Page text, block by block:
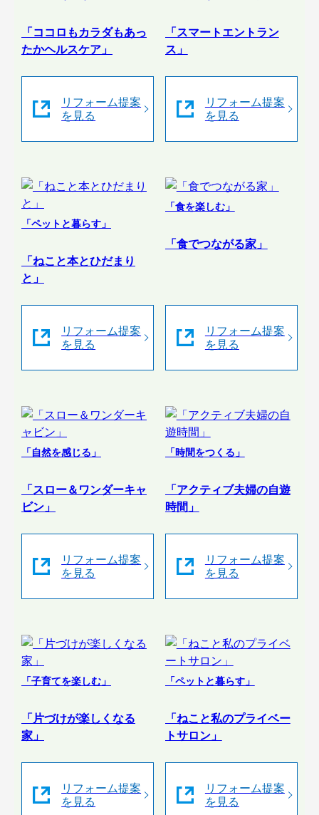
「ココロもカラダもあっ
たかヘルスケア」
リフォーム提案
を見る
「スマートエントラン
ス」
リフォーム提案
を見る
「ペットと暮らす」
「ねこと本とひだまり
と」
リフォーム提案
を見る
「食を楽しむ」
「食でつながる家」
リフォーム提案
を見る
「自然を感じる」
「スロー＆ワンダーキャ
ビン」
リフォーム提案
を見る
「時間をつくる」
「アクティブ夫婦の自遊
時間」
リフォーム提案
を見る
「子育てを楽しむ」
「片づけが楽しくなる
家」
リフォーム提案
を見る
「ペットと暮らす」
「ねこと私のプライベー
トサロン」
リフォーム提案
を見る